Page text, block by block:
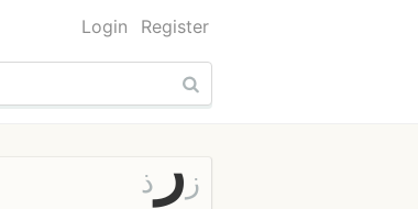
Login Register
ذ ر ز